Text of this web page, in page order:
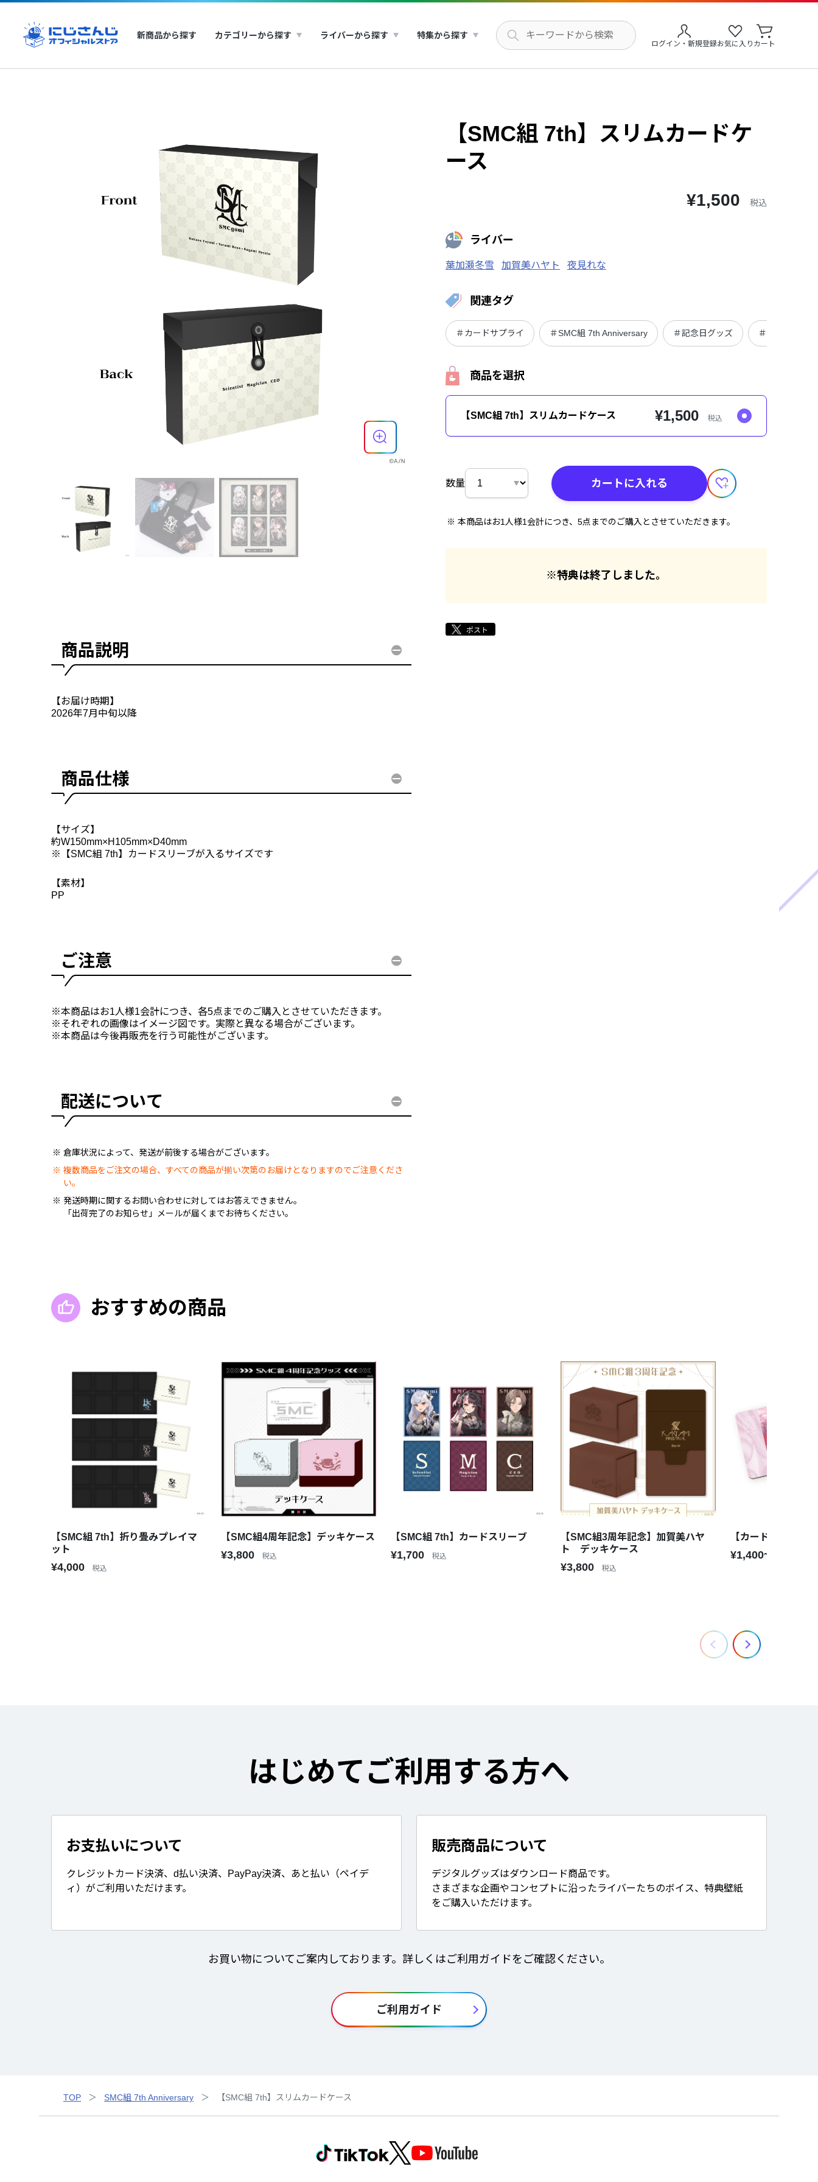
新商品から探す カテゴリーから探す ライバーから探す 特集から探す
ログイン・新規登録お気に入り カート
【SMC組 7th】スリムカードケ
ース
¥1,500 税込
ライバー
葉加瀬冬雪 加賀美ハヤト 夜見れな
関連タグ
＃カードサプライ ＃SMC組 7th Anniversary ＃記念日グッズ ＃グッズ
商品を選択
【SMC組 7th】スリムカードケース ¥1,500 税込
数量 カートに入れる
本商品はお1人様1会計につき、5点までのご購入とさせていただきます。
※特典は終了しました。
商品説明
【お届け時期】
2026年7月中旬以降
商品仕様
【サイズ】
約W150mm×H105mm×D40mm
※【SMC組 7th】カードスリーブが入るサイズです
【素材】
PP
ご注意
※本商品はお1人様1会計につき、各5点までのご購入とさせていただきます。
※それぞれの画像はイメージ図です。実際と異なる場合がございます。
※本商品は今後再販売を行う可能性がございます。
配送について
倉庫状況によって、発送が前後する場合がございます。
複数商品をご注文の場合、すべての商品が揃い次第のお届けとなりますのでご注意くださ
い。
発送時期に関するお問い合わせに対してはお答えできません。
「出荷完了のお知らせ」メールが届くまでお待ちください。
おすすめの商品
【SMC組 7th】折り畳みプレイマ
ット
¥4,000 税込
【SMC組4周年記念】デッキケース
¥3,800 税込
【SMC組 7th】カードスリーブ
¥1,700 税込
【SMC組3周年記念】加賀美ハヤ
ト デッキケース
¥3,800 税込
【カードサプライ
¥1,400~¥3,500
はじめてご利用する方へ
お支払いについて
クレジットカード決済、d払い決済、PayPay決済、あと払い（ペイデ
ィ）がご利用いただけます。
販売商品について
デジタルグッズはダウンロード商品です。
さまざまな企画やコンセプトに沿ったライバーたちのボイス、特典壁紙
をご購入いただけます。
お買い物についてご案内しております。詳しくはご利用ガイドをご確認ください。
ご利用ガイド
TOP SMC組 7th Anniversary 【SMC組 7th】スリムカードケース